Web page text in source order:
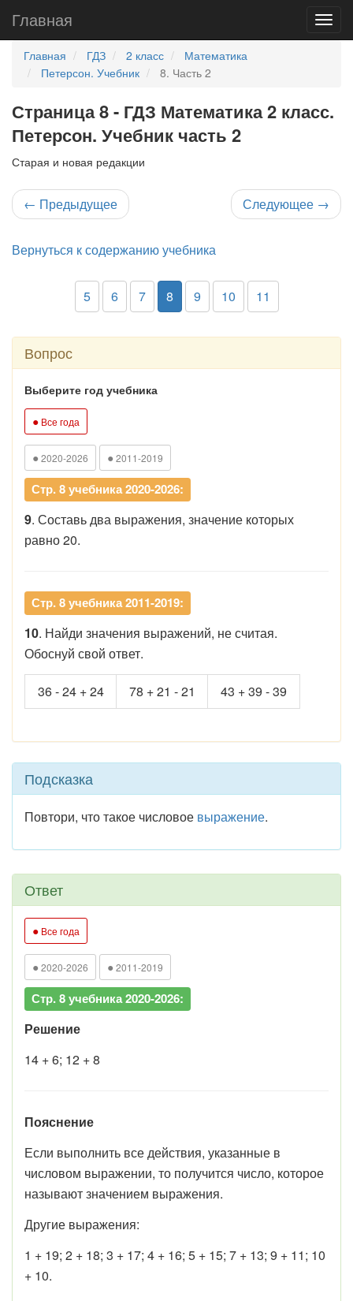
Главная
Главная ГДЗ 2 класс
Математика
Петерсон. Учебник
8. Часть 2
Страница 8 - ГДЗ Математика 2 класс.
Петерсон. Учебник часть 2
Старая и новая редакции
← Предыдущее Следующее →
Вернуться к содержанию учебника
5 6 7 8 9 10 11
Вопрос
Выберите год учебника
● Все года
● 2020-2026 ● 2011-2019
Стр. 8 учебника 2020-2026:
9. Составь два выражения, значение которых
равно 20.
Стр. 8 учебника 2011-2019:
10. Найди значения выражений, не считая.
Обоснуй свой ответ.
36 - 24 + 24 78 + 21 - 21 43 + 39 - 39
Подсказка
Повтори, что такое числовое выражение.
Ответ
● Все года
● 2020-2026 ● 2011-2019
Стр. 8 учебника 2020-2026:
Решение
14 + 6; 12 + 8
Пояснение
Если выполнить все действия, указанные в
числовом выражении, то получится число, которое
называют значением выражения.
Другие выражения:
1 + 19; 2 + 18; 3 + 17; 4 + 16; 5 + 15; 7 + 13; 9 + 11; 10
+ 10.